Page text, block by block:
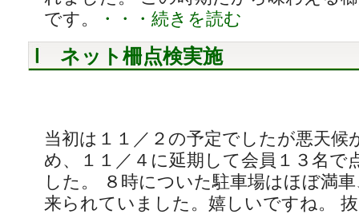
です。
・・・続きを読む
ネット柵点検実施
当初は１１／２の予定でしたが悪天候
め、１１／４に延期して会員１３名で
した。 ８時についた駐車場はほぼ満
来られていました。嬉しいですね。